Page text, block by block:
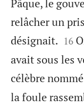
Pâque, le
relâcher un
désignait. 

16
avait sous les
célèbre
la foule